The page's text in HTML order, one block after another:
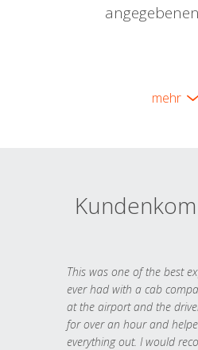
mehr
This was one of the best
ever had with a cab
at the airport and the
for over an hour and
everything out. I would